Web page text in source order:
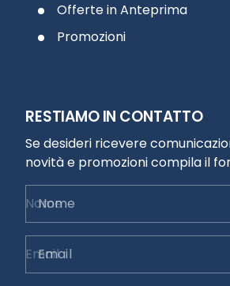
Offerte in Anteprima
Promozioni
RESTIAMO IN CONTATTO
Se desideri ricevere
novità e promozioni compila il
Nome
Email